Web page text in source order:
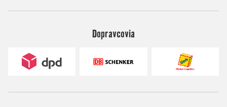
Dopravcovia